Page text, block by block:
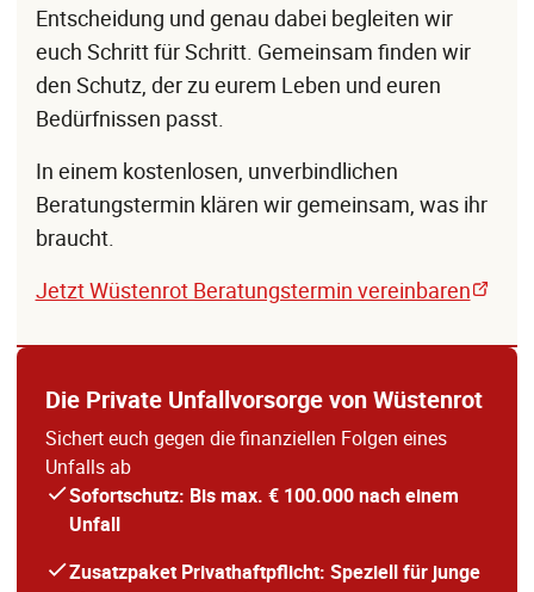
Entscheidung und genau dabei begleiten wir
euch Schritt für Schritt. Gemeinsam finden wir
den Schutz, der zu eurem Leben und euren
Bedürfnissen passt.
In einem kostenlosen, unverbindlichen
Beratungstermin klären wir gemeinsam, was ihr
braucht.
Jetzt Wüstenrot Beratungstermin vereinbaren
Die Private Unfallvorsorge von Wüstenrot
Sichert euch gegen die finanziellen Folgen eines
Unfalls ab
Sofortschutz: Bis max. € 100.000 nach einem
Unfall
Zusatzpaket Privathaftpflicht: Speziell für junge